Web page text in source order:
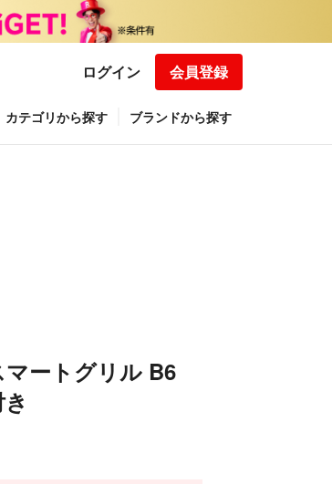
ログイン 会員登録
カテゴリから探す ブランドから探す
マートグリル B6